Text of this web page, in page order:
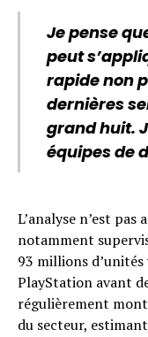
Je pense
peut
rapide non
dernières
grand huit.
équipes de
L’analyse n’est
notamment
93 millions
PlayStation avant
régulièrement
du secteur,